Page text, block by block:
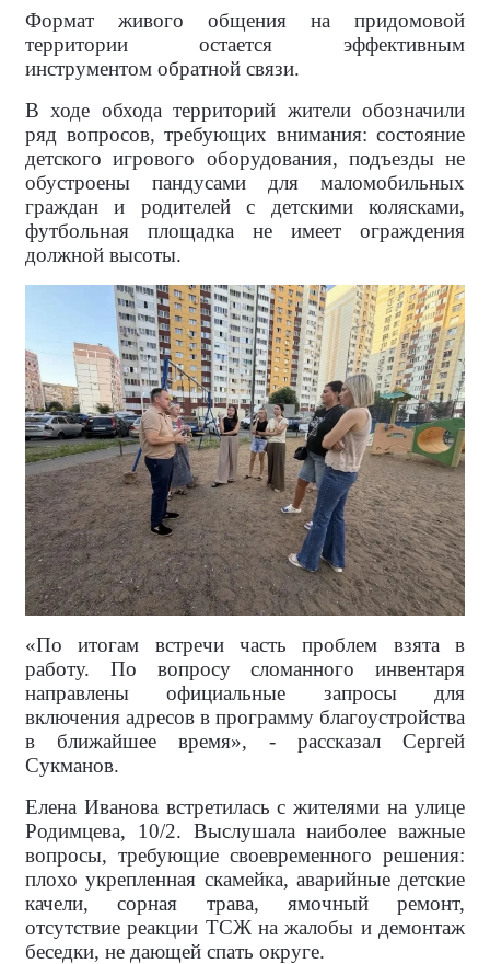
Формат живого общения на придомовой
территории остается эффективным
инструментом обратной связи.
В ходе обхода территорий жители обозначили
ряд вопросов, требующих внимания: состояние
детского игрового оборудования, подъезды не
обустроены пандусами для маломобильных
граждан и родителей с детскими колясками,
футбольная площадка не имеет ограждения
должной высоты.
«По итогам встречи часть проблем взята в
работу. По вопросу сломанного инвентаря
направлены официальные запросы для
включения адресов в программу благоустройства
в ближайшее время», - рассказал Сергей
Сукманов.
Елена Иванова встретилась с жителями на улице
Родимцева, 10/2. Выслушала наиболее важные
вопросы, требующие своевременного решения:
плохо укрепленная скамейка, аварийные детские
качели, сорная трава, ямочный ремонт,
отсутствие реакции ТСЖ на жалобы и демонтаж
беседки, не дающей спать округе.